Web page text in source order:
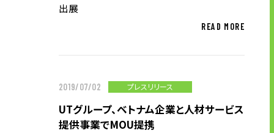
ニュース
サステナビリティ
サステナビリティTOP
トップメッセージ
出展
READ MORE
2019/07/02 プレスリリース
UTグループ、ベトナム企業と人材サービス
提供事業でMOU提携